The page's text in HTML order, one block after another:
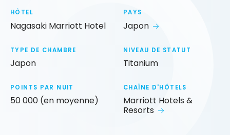
HÔTEL
Nagasaki Marriott Hotel
PAYS
Japon
TYPE DE CHAMBRE
Japon
NIVEAU DE STATUT
Titanium
POINTS PAR NUIT
50 000 (en moyenne)
CHAÎNE D'HÔTELS
Marriott Hotels &
Resorts